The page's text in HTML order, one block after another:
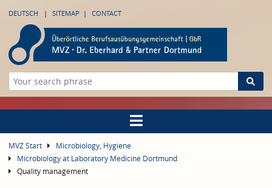
DEUTSCH SITEMAP CONTACT
MVZ Start
Microbiology, Hygiene
Microbiology at Laboratory Medicine Dortmund
Quality management